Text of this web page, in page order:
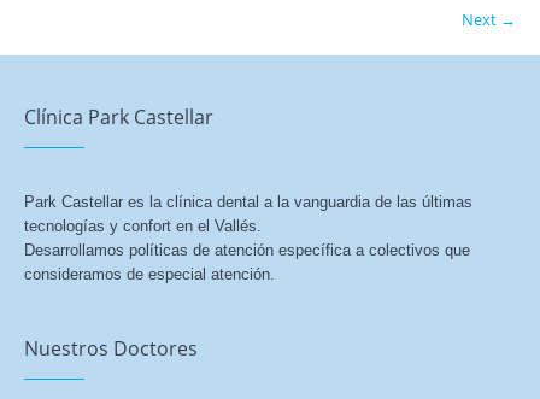
Next →
Clínica Park Castellar
Park Castellar es la clínica dental a la vanguardia de las últimas
tecnologías y confort en el Vallés.
Desarrollamos políticas de atención específica a colectivos que
consideramos de especial atención.
Nuestros Doctores